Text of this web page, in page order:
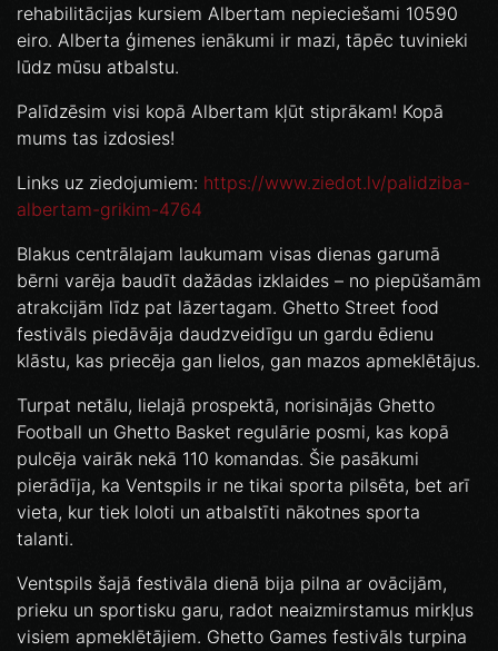
rehabilitācijas kursiem Albertam nepieciešami 10590
eiro. Alberta ģimenes ienākumi ir mazi, tāpēc tuvinieki
lūdz mūsu atbalstu.
Palīdzēsim visi kopā Albertam kļūt stiprākam! Kopā
mums tas izdosies!
Links uz ziedojumiem: https://www.ziedot.lv/palidziba-
albertam-grikim-4764
Blakus centrālajam laukumam visas dienas garumā
bērni varēja baudīt dažādas izklaides – no piepūšamām
atrakcijām līdz pat lāzertagam. Ghetto Street food
festivāls piedāvāja daudzveidīgu un gardu ēdienu
klāstu, kas priecēja gan lielos, gan mazos apmeklētājus.
Turpat netālu, lielajā prospektā, norisinājās Ghetto
Football un Ghetto Basket regulārie posmi, kas kopā
pulcēja vairāk nekā 110 komandas. Šie pasākumi
pierādīja, ka Ventspils ir ne tikai sporta pilsēta, bet arī
vieta, kur tiek loloti un atbalstīti nākotnes sporta
talanti.
Ventspils šajā festivāla dienā bija pilna ar ovācijām,
prieku un sportisku garu, radot neaizmirstamus mirkļus
visiem apmeklētājiem. Ghetto Games festivāls turpina